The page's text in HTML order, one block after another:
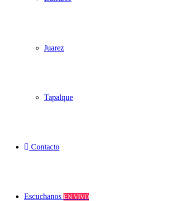
Juarez
Tapalque
Contacto
Escuchanos EN VIVO